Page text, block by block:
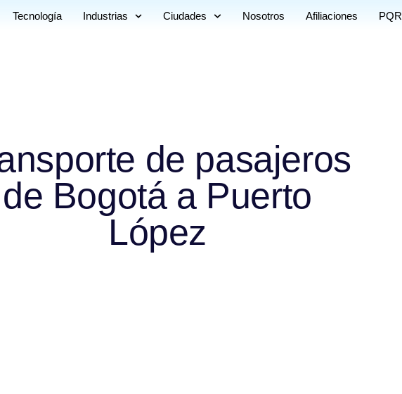
Tecnología Industrias Ciudades Nosotros Afiliaciones PQR
de pasajeros
de Bogotá a Puerto
López